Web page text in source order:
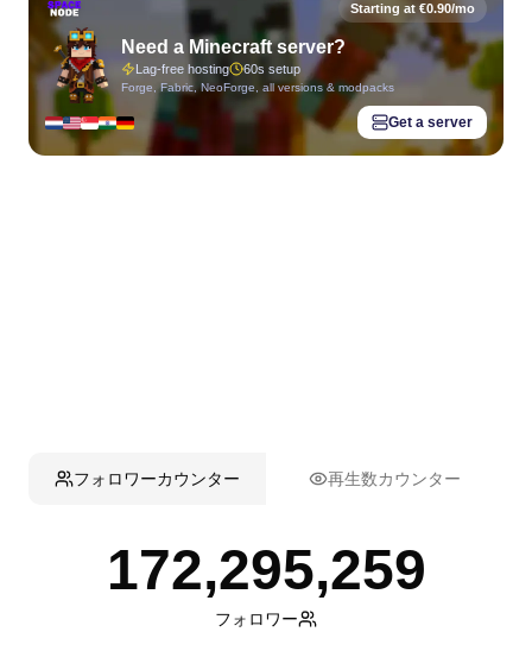
Starting at €0.90/mo
Need a Minecraft server?
Lag-free hosting 60s setup
Forge, Fabric, NeoForge, all versions & modpacks
Get a server
フォロワーカウンター 再生数カウンター
172,295,259
フォロワー